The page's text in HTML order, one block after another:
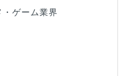
・ゲーム業界